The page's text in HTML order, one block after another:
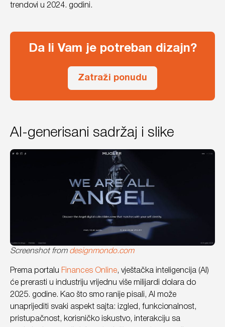
trendovi u 2024. godini.
Da li Vam je potreban dizajn?
Zatraži ponudu
AI-generisani sadržaj i slike
Screenshot from designmondo.com
Prema portalu Finances Online, vještačka inteligencija (AI)
će prerasti u industriju vrijednu više milijardi dolara do
2025. godine. Kao što smo ranije pisali, AI može
unaprijediti svaki aspekt sajta: izgled, funkcionalnost,
pristupačnost, korisničko iskustvo, interakciju sa